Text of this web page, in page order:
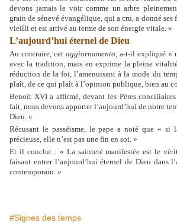
devons jamais le voir comme un arbre
grain de sénevé évangélique, qui a cru, a donné
vieilli et est arrivé au terme de son énergie vitale. »
L’aujourd’hui éternel de Dieu
Au contraire, cet aggiornamento, a-t-il expliqué «
avec la tradition, mais en exprime la pleine
réduction de la foi, l’amenuisant à la mode du
plaît, de ce qui plaît à l’opinion publique, bien au
Benoît XVI a affirmé, devant les Pères
fait, nous devons apporter l’aujourd’hui de notre
Dieu. »
Récusant le passéisme, le pape a noté que « si
précieuse, elle n’est pas une fin en soi. »
Et il conclut : « La sainteté manifestée est le
faisant entrer l’aujourd’hui éternel de Dieu dans
contemporain. »
#Signes des temps